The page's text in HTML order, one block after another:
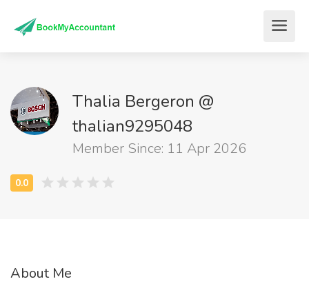
Thalia Bergeron @
thalian9295048
Member Since: 11 Apr 2026
About Me